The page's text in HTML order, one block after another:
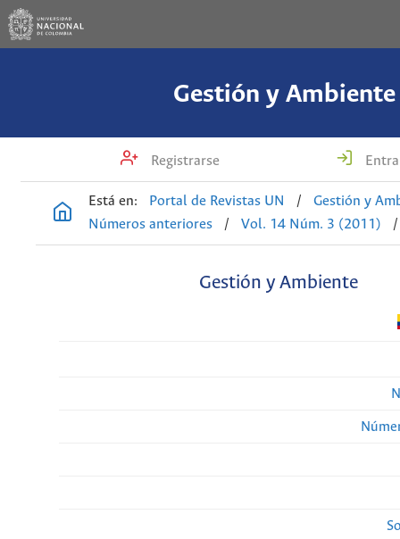
Gestión y Ambiente
Registrarse
Está en: Portal de Revistas UN /
Gestión y
Números anteriores
/ Vol. 14 Núm. 3 (2011) /
Gestión y Ambiente